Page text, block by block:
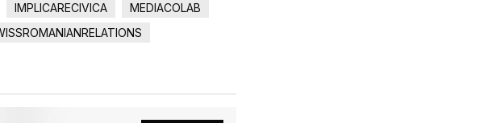
IMPLICARECIVICA
MEDIACOLAB